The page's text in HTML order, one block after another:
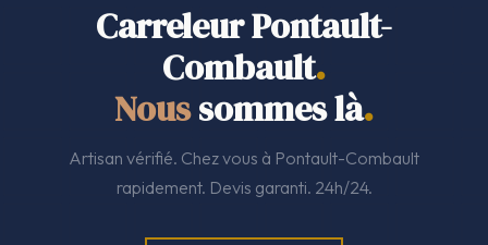
Carreleur Pontault-
Combault.
Noussommes là.
Artisan vérifié. Chez vous à Pontault-Combault
rapidement. Devis garanti. 24h/24.